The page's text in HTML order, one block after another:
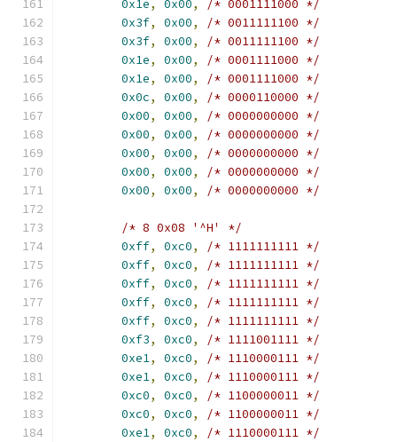
0x1e, 0x00,
/* 0001111000 */
0x3f, 0x00,
/* 0011111100 */
0x3f, 0x00,
/* 0011111100 */
0x1e, 0x00,
/* 0001111000 */
0x1e, 0x00,
/* 0001111000 */
0x0c, 0x00,
/* 0000110000 */
0x00, 0x00,
/* 0000000000 */
0x00, 0x00,
/* 0000000000 */
0x00, 0x00,
/* 0000000000 */
0x00, 0x00,
/* 0000000000 */
0x00, 0x00, /* 0000000000 */
/* 8 0x08 '^H' */
0xff, 0xc0,
/* 1111111111 */
0xff, 0xc0,
/* 1111111111 */
0xff, 0xc0,
/* 1111111111 */
0xff, 0xc0,
/* 1111111111 */
0xff, 0xc0,
/* 1111111111 */
0xf3, 0xc0,
/* 1111001111 */
0xe1, 0xc0,
/* 1110000111 */
0xe1, 0xc0,
/* 1110000111 */
0xc0, 0xc0,
/* 1100000011 */
0xc0, 0xc0,
/* 1100000011 */
0xe1, 0xc0,
/* 1110000111 */